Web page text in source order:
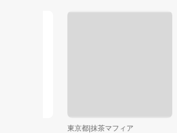
東京都|抹茶マフィア